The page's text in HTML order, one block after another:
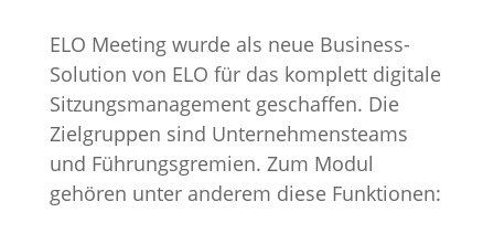
ELO Meeting wurde als neue Business-
Solution von ELO für das komplett digitale
Sitzungsmanagement geschaffen. Die
Zielgruppen sind Unternehmensteams
und Führungsgremien. Zum Modul
gehören unter anderem diese Funktionen: